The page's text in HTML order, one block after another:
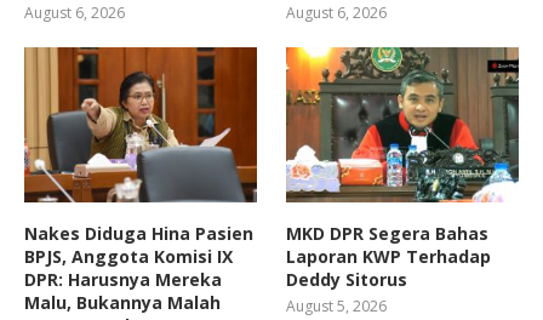
August 6, 2026 August 6, 2026
Nakes Diduga Hina Pasien
BPJS, Anggota Komisi IX
DPR: Harusnya Mereka
Malu, Bukannya Malah
MKD DPR Segera Bahas
Laporan KWP Terhadap
Deddy Sitorus
August 5, 2026